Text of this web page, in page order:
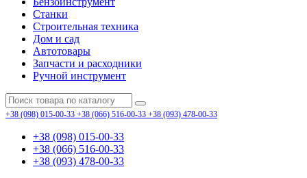
Станки
Строительная техника
Дом и сад
Автотовары
Запчасти и расходники
Ручной инструмент
+38 (098) 015-00-33 +38 (066) 516-00-33 +38 (093) 478-00-33
+38 (098) 015-00-33
+38 (066) 516-00-33
+38 (093) 478-00-33